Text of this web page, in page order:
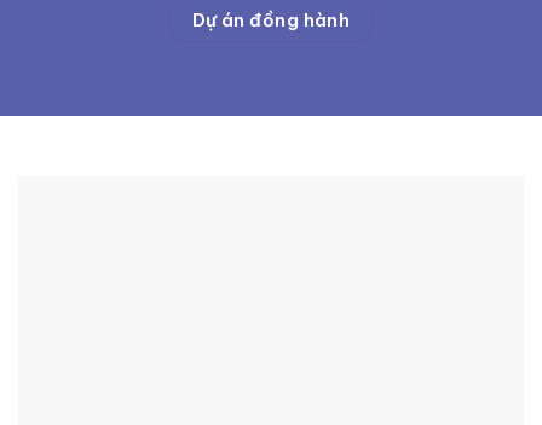
Dự án đồng hành